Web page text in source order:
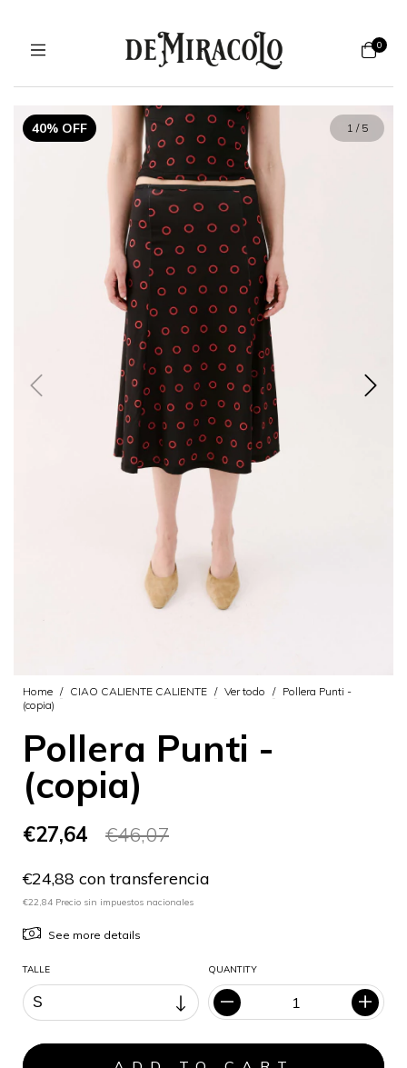
0
40% OFF 1 / 5
Home / CIAO CALIENTE CALIENTE / Ver todo / Pollera Punti -
(copia)
Pollera Punti -
(copia)
€27,64 €46,07
€24,88 con transferencia
€22,84 Precio sin impuestos nacionales
See more details
TALLE QUANTITY